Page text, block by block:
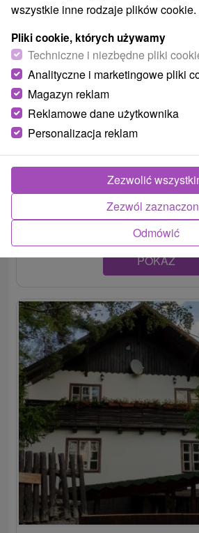
Chalupa Horárka Špania Dolina
Špania Dolina
Rozprávková chalupa, ležiaca v
prostredí, v baníckej obci Špania
POKAZ
wszystkie inne rodzaje plików cookie.
Pliki cookie, których używamy
Techniczne i niezbędne pliki
Analityczne i marketingowe pliki
Magazyn reklam
Reklamowe dane użytkownika
Personalizacja reklam
Odmówić
Zezwól
Zezwolić